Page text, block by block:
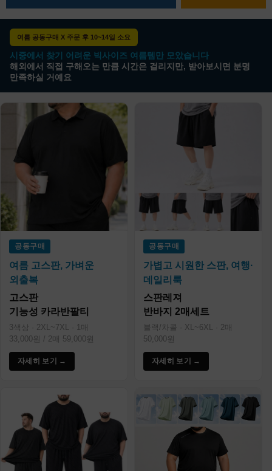
여름 공동구매 X 주문 후 10~14일 소요
시중에서 찾기 어려운 빅사이즈 여름템만 모았습니다
해외에서 직접 구해오는 만큼 시간은 걸리지만, 받아보시면 분명
만족하실 거예요
공동구매
여름 고스판, 가벼운
외출복
고스판
기능성 카라반팔티
3색상 · 2XL~7XL · 1매
33,000원 / 2매 59,000원
자세히 보기 →
공동구매
가볍고 시원한 스판, 여행·
데일리룩
스판레져
반바지 2매세트
블랙/차콜 · XL~6XL · 2매
50,000원
자세히 보기 →